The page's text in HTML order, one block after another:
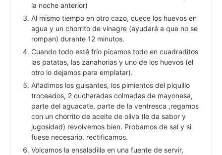
la noche anterior)
Al mismo tiempo en otro cazo, cuece los huevos en
agua y un chorrito de vinagre (ayudará a que no se
rompan) durante 12 minutos.
Cuando todo esté frío picamos todo en cuadraditos
las patatas, las zanahorias y uno de los huevos (el
otro lo dejamos para emplatar).
Añadimos los guisantes, los pimientos del piquillo
troceados, 2 cucharadas colmadas de mayonesa,
parte del aguacate, parte de la ventresca ,regamos
con un chorrito de aceite de oliva (le da sabor y
jugosidad) revolvemos bien. Probamos de sal y si
fuese necesario, rectificamos.
Volcamos la ensaladilla en una fuente de servir,